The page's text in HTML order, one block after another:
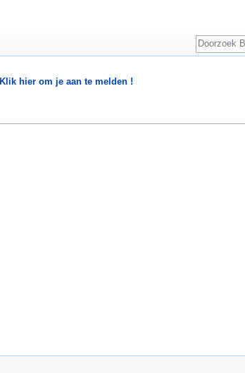
Klik hier om je aan te melden !
Zoeken